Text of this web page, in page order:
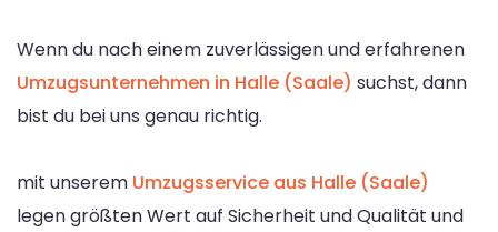
Wenn du nach einem zuverlässigen und erfahrenen
Umzugsunternehmen in Halle (Saale) suchst, dann
bist du bei uns genau richtig.
mit unserem Umzugsservice aus Halle (Saale)
legen größten Wert auf Sicherheit und Qualität und